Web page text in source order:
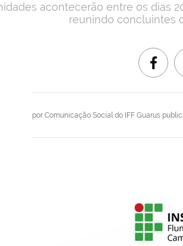
por Comunicação Social do IFF Guarus
acontecerão entre os dias
reunindo concluintes